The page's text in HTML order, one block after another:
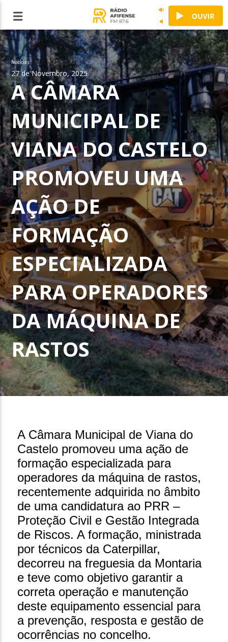
Notícias
27 de Novembro, 2025
A CÂMARA
MUNICIPAL DE
VIANA DO CASTELO
PROMOVEU UMA
AÇÃO DE
FORMAÇÃO
ESPECIALIZADA
PARA OPERADORES
DA MÁQUINA DE
RASTOS
A Câmara Municipal de Viana do
Castelo promoveu uma ação de
formação especializada para
operadores da máquina de rastos,
recentemente adquirida no âmbito
de uma candidatura ao PRR –
Proteção Civil e Gestão Integrada
de Riscos. A formação, ministrada
por técnicos da Caterpillar,
decorreu na freguesia da Montaria
e teve como objetivo garantir a
correta operação e manutenção
deste equipamento essencial para
a prevenção, resposta e gestão de
ocorrências no concelho.